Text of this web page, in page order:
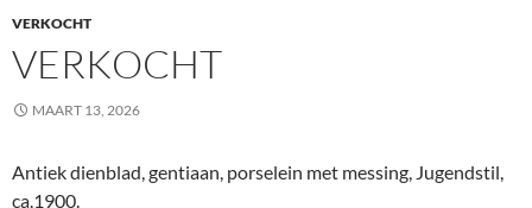
VERKOCHT
VERKOCHT
MAART 13, 2026
Antiek dienblad, gentiaan, porselein met messing, Jugendstil,
ca.1900.